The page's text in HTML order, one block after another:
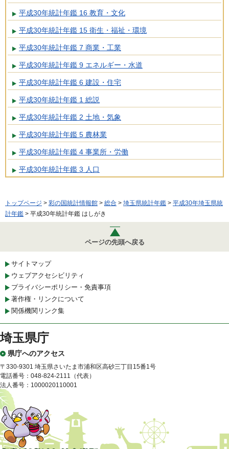
平成30年統計年鑑 16 教育・文化
平成30年統計年鑑 15 衛生・福祉・環境
平成30年統計年鑑 7 商業・工業
平成30年統計年鑑 9 エネルギー・水道
平成30年統計年鑑 6 建設・住宅
平成30年統計年鑑 1 総説
平成30年統計年鑑 2 土地・気象
平成30年統計年鑑 5 農林業
平成30年統計年鑑 4 事業所・労働
平成30年統計年鑑 3 人口
トップページ > 彩の国統計情報館 > 総合 > 埼玉県統計年鑑 > 平成30年埼玉県統
計年鑑 > 平成30年統計年鑑 はしがき
ページの先頭へ戻る
サイトマップ
ウェブアクセシビリティ
プライバシーポリシー・免責事項
著作権・リンクについて
関係機関リンク集
埼玉県庁
県庁へのアクセス
〒330-9301 埼玉県さいたま市浦和区高砂三丁目15番1号
電話番号：048-824-2111（代表）
法人番号：1000020110001